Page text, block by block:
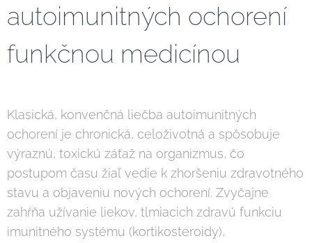
autoimunitných ochorení
funkčnou medicínou
Klasická, konvenčná liečba autoimunitných
ochorení je chronická, celoživotná a spôsobuje
výraznú, toxickú záťaž na organizmus, čo
postupom času žiaľ vedie k zhoršeniu zdravotného
stavu a objaveniu nových ochorení. Zvyčajne
zahŕňa užívanie liekov, tlmiacich zdravú funkciu
imunitného systému (kortikosteroidy),